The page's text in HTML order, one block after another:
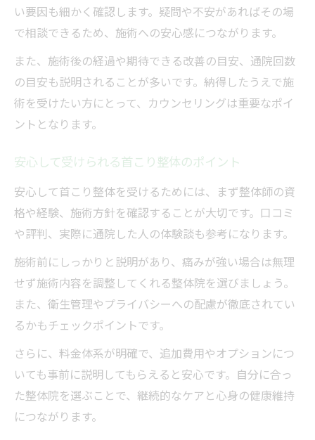
い要因も細かく確認します。疑問や不安があればその場
で相談できるため、施術への安心感につながります。
また、施術後の経過や期待できる改善の目安、通院回数
の目安も説明されることが多いです。納得したうえで施
術を受けたい方にとって、カウンセリングは重要なポイ
ントとなります。
安心して受けられる首こり整体のポイント
安心して首こり整体を受けるためには、まず整体師の資
格や経験、施術方針を確認することが大切です。口コミ
や評判、実際に通院した人の体験談も参考になります。
施術前にしっかりと説明があり、痛みが強い場合は無理
せず施術内容を調整してくれる整体院を選びましょう。
また、衛生管理やプライバシーへの配慮が徹底されてい
るかもチェックポイントです。
さらに、料金体系が明確で、追加費用やオプションにつ
いても事前に説明してもらえると安心です。自分に合っ
た整体院を選ぶことで、継続的なケアと心身の健康維持
につながります。